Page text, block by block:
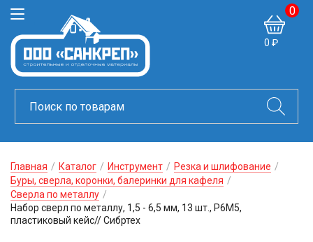
0 ₽
0
Главная / Каталог / Инструмент / Резка и шлифование /
Буры, сверла, коронки, балеринки для кафеля /
Сверла по металлу /
Набор сверл по металлу, 1,5 - 6,5 мм, 13 шт., Р6М5,
пластиковый кейс// Сибртех